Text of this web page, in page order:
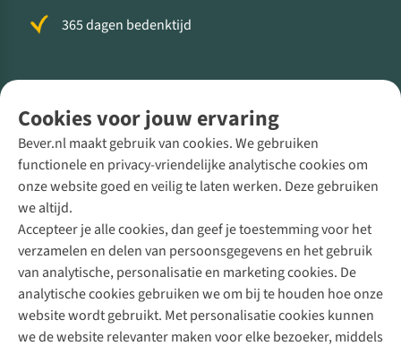
Cookies voor jouw ervaring
Bever.nl maakt gebruik van cookies. We gebruiken
functionele en privacy-vriendelijke analytische cookies om
onze website goed en veilig te laten werken. Deze gebruiken
we altijd.
Accepteer je alle cookies, dan geef je toestemming voor het
verzamelen en delen van persoonsgegevens en het gebruik
van analytische, personalisatie en marketing cookies. De
analytische cookies gebruiken we om bij te houden hoe onze
website wordt gebruikt. Met personalisatie cookies kunnen
we de website relevanter maken voor elke bezoeker, middels
365 dagen bedenktijd
Direct advies van een Buitenexpert
+31 (0)85 888 50 88
+31 6 12 28 49 80
Contactformulier